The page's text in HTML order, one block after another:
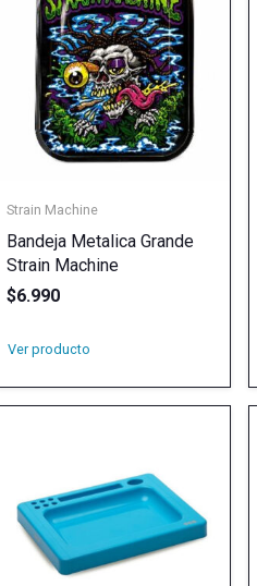
Strain Machine
Bandeja Metalica Grande
Strain Machine
$6.990
Ver producto